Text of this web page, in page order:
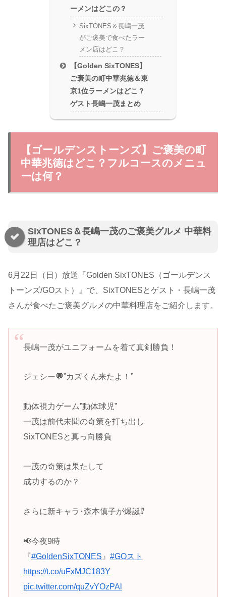
ーメンはどこの？
SixTONES＆長嶋一茂
がご褒美で食べたラー
メン店はどこ？
【Golden SixTONES】
ご褒美の町中華兆徳＆東
京1位ラーメンはどこ？
ゲスト長嶋一茂まとめ
【ゴールデンストーンズ】ご褒美の町
中華兆徳はどこ？フルコースのメニュ
ーは何？
SixTONES＆長嶋一茂のご褒美グルメ 中華料
理店はどこ？
6月22日（日）放送『Golden SixTONES（ゴールデンス
トーンズ/GOスト ）』で、SixTONESとゲスト・長嶋一茂
さんが食べたご褒美グルメの中華料理店をご紹介します。
長嶋一茂がユニフォームを着て真剣勝負！
ジェシー💬”カズくん来たよ！”
動体視力ゲーム”動体球児”
一茂は前代未聞の奇策を打ち出し
SixTONESと真っ向勝負
一茂の奇策は果たして
成功するのか？
さらに新キャラ･森本慎子が爆誕⁉️
📢今夜9時
『#GoldenSixTONES 』 #GOスト
https://t.co/uFxMJC183Y
pic.twitter.com/quZvYOzPAl